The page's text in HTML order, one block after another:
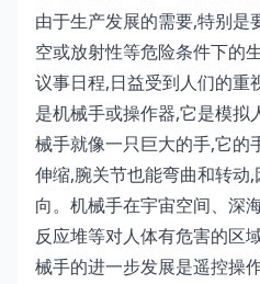
由于生产发展的需要,特别是
空或放射性等危险条件下的
议事日程,日益受到人们的重
是机械手或操作器,它是模拟
械手就像一只巨大的手,它的
伸缩,腕关节也能弯曲和转动
向。机械手在宇宙空间、深
反应堆等对人体有危害的区
械手的进一步发展是遥控操